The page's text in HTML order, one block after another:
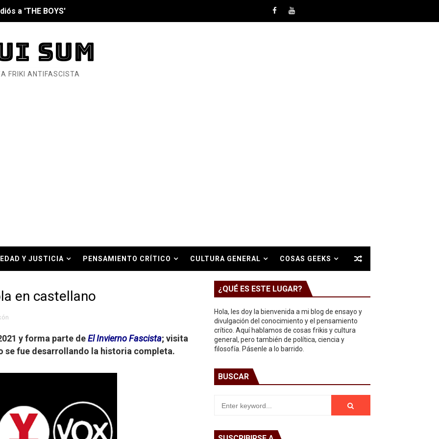
a 'THE BOYS'
- Parte II
- Parte I
(UNO)
del siglo XXI
para el fin del mundo
SUM
FRIKI ANTIFASCISTA
Y JUSTICIA PENSAMIENTO CRÍTICO CULTURA GENERAL COSAS GEEKS
en castellano
y forma parte deEl Invierno Fascista; visita
se fue desarrollando la historia completa.
¿QUÉ ES ESTE LUGAR?
Hola, les doy la bienvenida a mi blog de ensayo y
divulgación del conocimiento y el pensamiento
crítico. Aquí hablamos de cosas frikis y cultura
general, pero también de política, ciencia y
filosofía. Pásenle a lo barrido.
BUSCAR